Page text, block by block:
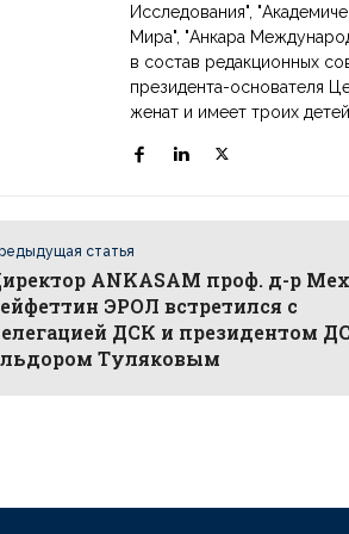
Исследования",
Мира", "Анкара
в состав редакционных
президента-основателя
женат и имеет троих
статья
ANKASAM проф. д-р
ЭРОЛ встретился с
ДСК и президентом
Туляковым